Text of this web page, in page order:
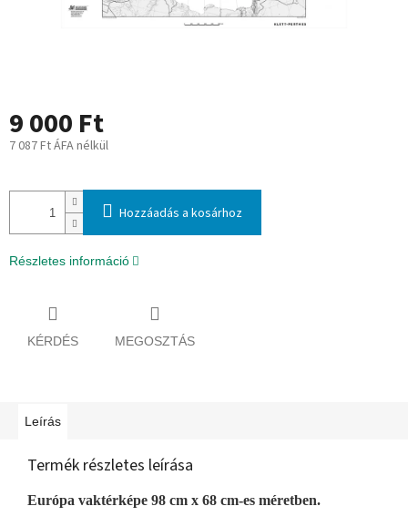
9 000 Ft
7 087 Ft ÁFA nélkül
Hozzáadás a kosárhoz
Részletes információ
KÉRDÉS MEGOSZTÁS
Leírás
Termék részletes leírása
Európa vaktérképe 98 cm x 68 cm-es méretben.